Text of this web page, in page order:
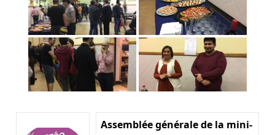
Assemblée générale de la mini-